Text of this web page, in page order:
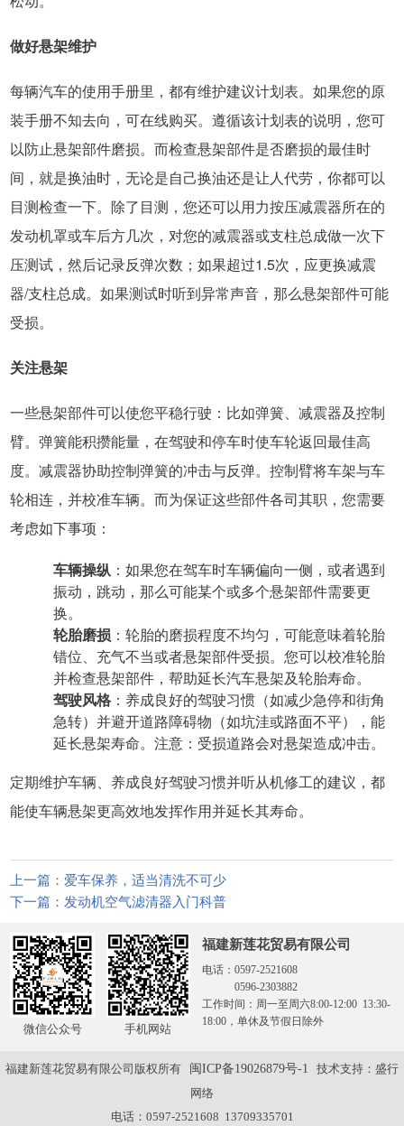
做好悬架维护
每辆汽车的使用手册里，都有维护建议计划表。如果您的原
装手册不知去向，可在线购买。遵循该计划表的说明，您可
以防止悬架部件磨损。而检查悬架部件是否磨损的最佳时
间，就是换油时，无论是自己换油还是让人代劳，你都可以
目测检查一下。除了目测，您还可以用力按压减震器所在的
发动机罩或车后方几次，对您的减震器或支柱总成做一次下
压测试，然后记录反弹次数；如果超过1.5次，应更换减震
器/支柱总成。如果测试时听到异常声音，那么悬架部件可能
受损。
关注悬架
一些悬架部件可以使您平稳行驶：比如弹簧、减震器及控制
臂。弹簧能积攒能量，在驾驶和停车时使车轮返回最佳高
度。减震器协助控制弹簧的冲击与反弹。控制臂将车架与车
轮相连，并校准车辆。而为保证这些部件各司其职，您需要
考虑如下事项：
车辆操纵 ：如果您在驾车时车辆偏向一侧，或者遇到
振动，跳动，那么可能某个或多个悬架部件需要更
换。
轮胎磨损 ：轮胎的磨损程度不均匀，可能意味着轮胎
错位、充气不当或者悬架部件受损。您可以校准轮胎
并检查悬架部件，帮助延长汽车悬架及轮胎寿命。
驾驶风格 ：养成良好的驾驶习惯（如减少急停和街角
急转）并避开道路障碍物（如坑洼或路面不平），能
延长悬架寿命。注意：受损道路会对悬架造成冲击。
定期维护车辆、养成良好驾驶习惯并听从机修工的建议，都
能使车辆悬架更高效地发挥作用并延长其寿命。
上一篇：爱车保养，适当清洗不可少
下一篇：发动机空气滤清器入门科普
微信公众号 手机网站
福建新莲花贸易有限公司
电话：0597-2521608
0596-2303882
工作时间：周一至周六8:00-12:00 13:30-
18:00，单休及节假日除外
福建新莲花贸易有限公司版权所有 闽ICP备19026879号-1 技术支持： 盛行
网络
电话：0597-2521608 13709335701